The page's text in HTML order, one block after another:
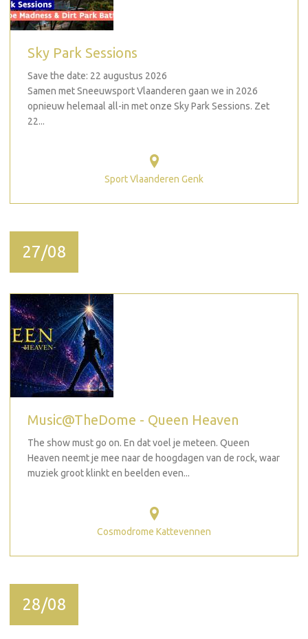
Sky Park Sessions
Save the date: 22 augustus 2026
Samen met Sneeuwsport Vlaanderen gaan we in 2026
opnieuw helemaal all-in met onze Sky Park Sessions. Zet
22...
Sport Vlaanderen Genk
27/08
Music@TheDome - Queen Heaven
The show must go on. En dat voel je meteen. Queen
Heaven neemt je mee naar de hoogdagen van de rock, waar
muziek groot klinkt en beelden even...
Cosmodrome Kattevennen
28/08